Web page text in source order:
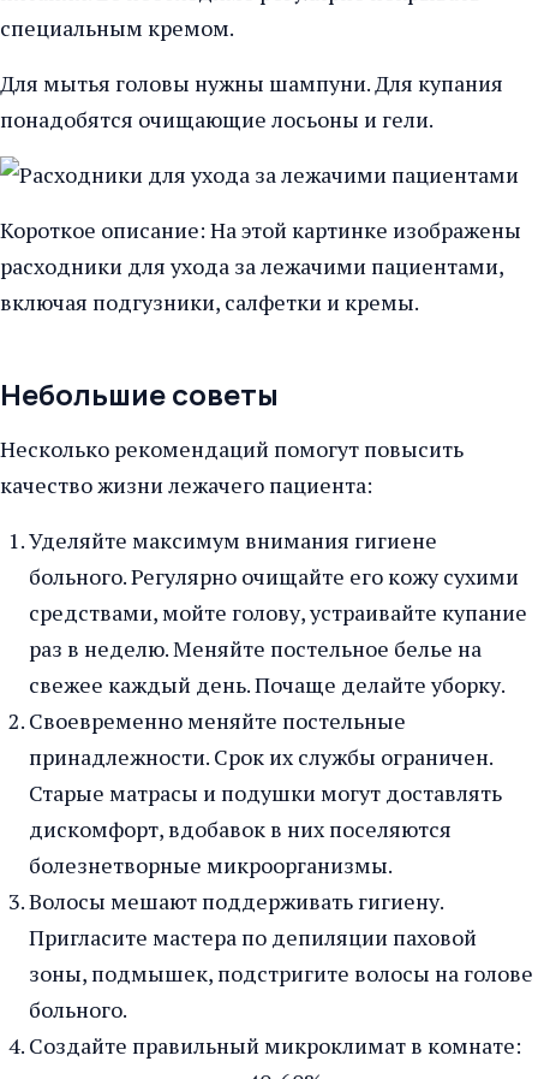
специальным кремом.
Для мытья головы нужны шампуни. Для купания
понадобятся очищающие лосьоны и гели.
Короткое описание: На этой картинке изображены
расходники для ухода за лежачими пациентами,
включая подгузники, салфетки и кремы.
Небольшие советы
Несколько рекомендаций помогут повысить
качество жизни лежачего пациента:
Уделяйте максимум внимания гигиене
больного. Регулярно очищайте его кожу сухими
средствами, мойте голову, устраивайте купание
раз в неделю. Меняйте постельное белье на
свежее каждый день. Почаще делайте уборку.
Своевременно меняйте постельные
принадлежности. Срок их службы ограничен.
Старые матрасы и подушки могут доставлять
дискомфорт, вдобавок в них поселяются
болезнетворные микроорганизмы.
Волосы мешают поддерживать гигиену.
Пригласите мастера по депиляции паховой
зоны, подмышек, подстригите волосы на голове
больного.
Создайте правильный микроклимат в комнате: